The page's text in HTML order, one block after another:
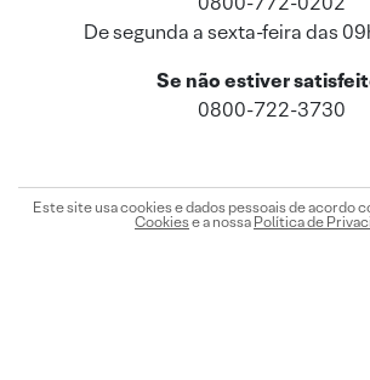
De segunda a sexta-feira das
Se não estiver
0800-722-3730
Este site usa cookies e dados pessoais de acordo
Cookiese a nossa Política de